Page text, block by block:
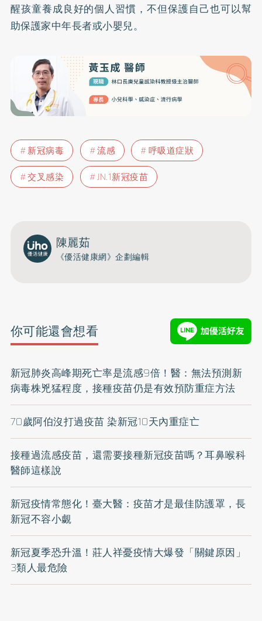
醒孩童養成良好的個人習慣，不但保護自己也可以幫
助保護家中年長者或小嬰兒。
新冠病毒 流感
呼吸道症狀
交叉感染
JN.1新冠疫苗
陳麗茹
《優活健康網》企劃編輯
你可能還會想看
新冠肺炎高峰期死亡率是流感9倍！醫：無法預測新
病毒株兇猛程度，接種疫苗仍是有效預防重症方法
70歲阿伯沒打過疫苗 染新冠10天內重症亡
接種過流感疫苗，還需要接種新冠疫苗嗎？耳鼻喉科
醫師這樣說
新冠疫情常態化！臺大醫：疫苗才是最佳防護罩，長
新冠不容小覷
新冠夏季恐升溫！莊人祥憂疫情大爆發「關鍵原因」
3類人最危險